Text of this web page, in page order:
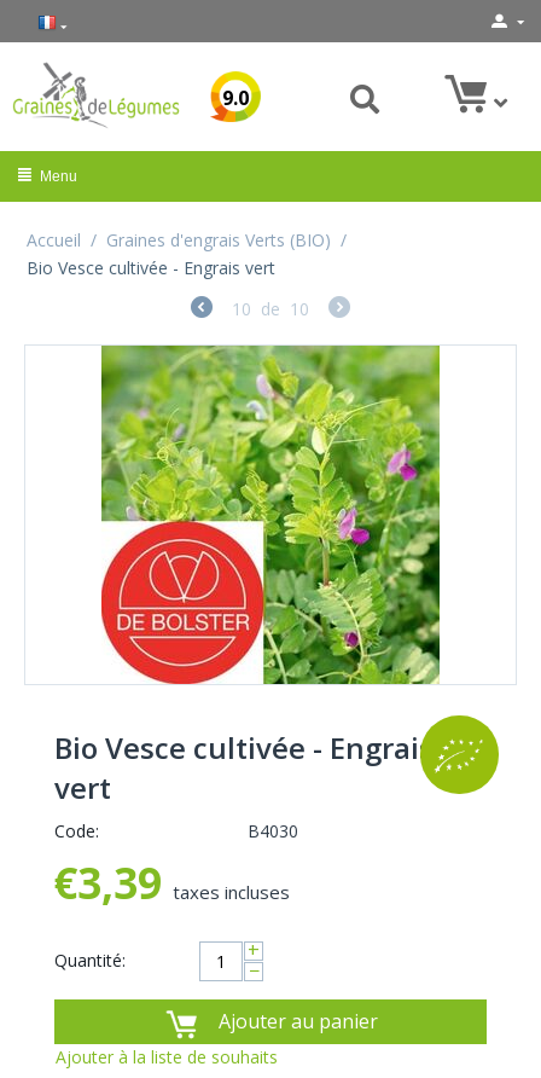
9.0
Menu
Accueil / Graines d'engrais Verts (BIO) /
Bio Vesce cultivée - Engrais vert
10 de 10
Bio Vesce cultivée - Engrais
vert
Code: B4030
€3,39 taxes incluses
Quantité: +
−
Ajouter au panier
Ajouter à la liste de souhaits